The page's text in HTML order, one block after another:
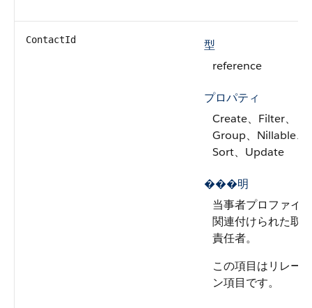
ContactId
型
reference
プロパティ
Create、Filter、
Group、Nillable、
Sort、Update
���明
当事者プロファイ
関連付けられた取
責任者。
この項目はリレー
ン項目です。